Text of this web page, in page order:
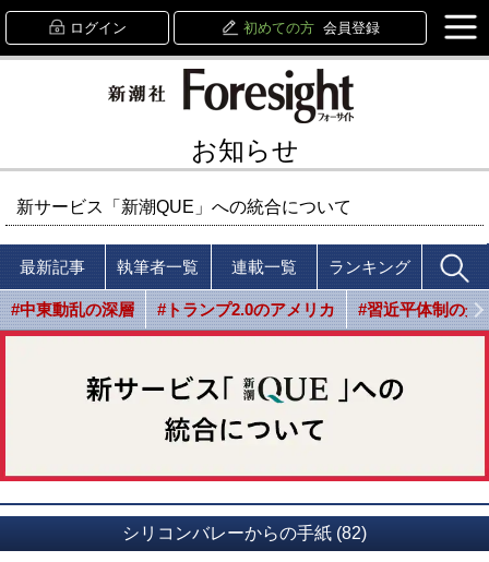
ログイン 初めての方 会員登録
お知らせ
新サービス「新潮QUE」への統合について
最新記事 執筆者一覧 連載一覧 ランキング
#中東動乱の深層 #トランプ2.0のアメリカ #習近平体制の光
シリコンバレーからの手紙 (82)